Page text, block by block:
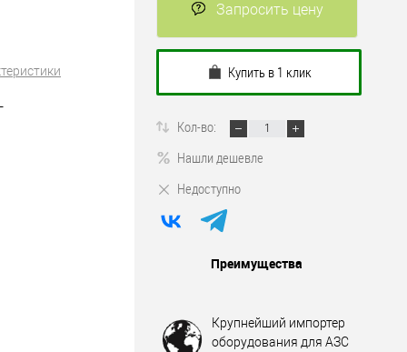
Запросить цену
Купить в 1 клик
Кол-во:
Нашли дешевле
Недоступно
Преимущества
Крупнейший импортер
оборудования для АЗС